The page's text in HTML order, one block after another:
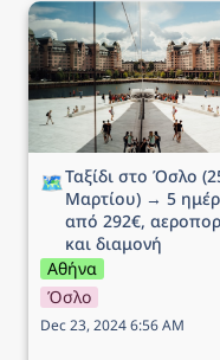
Ταξίδι στο Όσλο (25η
Μαρτίου) → 5
από 292€,
και διαμονή
🗺️Ταξίδι στο Όσλο
Μαρτίου) → 5
από 292€,
και διαμονή
Αθήνα
Όσλο
Dec 23, 2024 6:56 AM